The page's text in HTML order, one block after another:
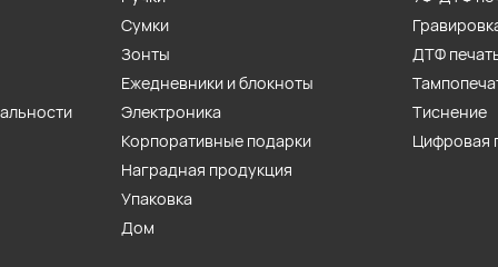
Сумки
Зонты
Ежедневники и блокноты
Электроника
Корпоративные подарки
Наградная продукция
Упаковка
Дом
ДТФ
Тиснение
Цифровая